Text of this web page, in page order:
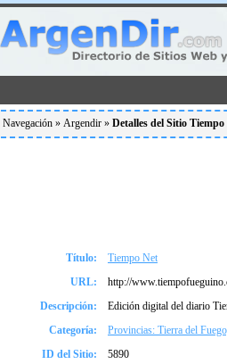
Navegación » Argendir » Detalles del Sitio Tiempo
Título:
Tiempo Net
URL:
http://
Descripción:
Edición digital del diario
Categoría:
Provincias: Tierra del
ID del Sitio:
5890